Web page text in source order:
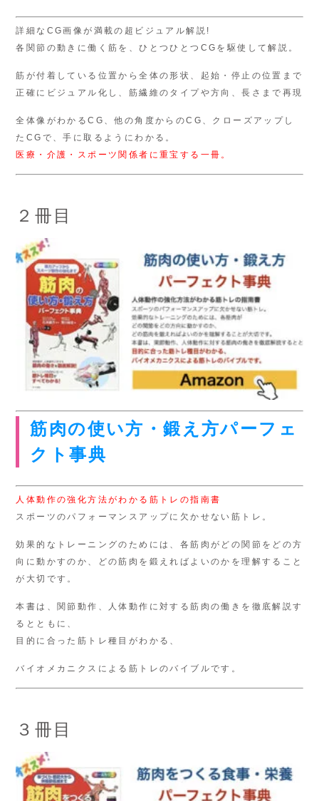
詳細なCG画像が満載の超ビジュアル解説!
各関節の動きに働く筋を、ひとつひとつCGを駆使して解説。
筋が付着している位置から全体の形状、起始・停止の位置まで
正確にビジュアル化し、筋繊維のタイプや方向、長さまで再現
全体像がわかるCG、他の角度からのCG、クローズアップし
たCGで、手に取るようにわかる。
医療・介護・スポーツ関係者に重宝する一冊。
２冊目
筋肉の使い方・鍛え方パーフェ
クト事典
人体動作の強化方法がわかる筋トレの指南書
スポーツのパフォーマンスアップに欠かせない筋トレ。
効果的なトレーニングのためには、各筋肉がどの関節をどの方
向に動かすのか、どの筋肉を鍛えればよいのかを理解すること
が大切です。
本書は、関節動作、人体動作に対する筋肉の働きを徹底解説す
るとともに、
目的に合った筋トレ種目がわかる、
バイオメカニクスによる筋トレのバイブルです。
３冊目